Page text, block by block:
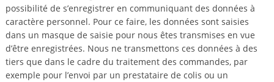
possibilité de s’enregistrer en communiquant des données à
caractère personnel. Pour ce faire, les données sont saisies
dans un masque de saisie pour nous êtes transmises en vue
d’être enregistrées. Nous ne transmettons ces données à des
tiers que dans le cadre du traitement des commandes, par
exemple pour l’envoi par un prestataire de colis ou un